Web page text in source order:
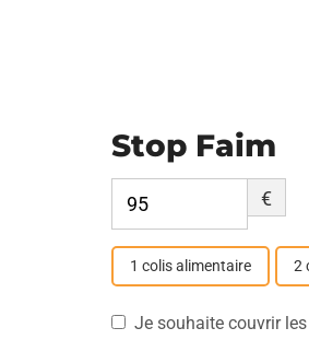
Stop Faim
€
1 colis alimentaire 2
Je souhaite couvrir